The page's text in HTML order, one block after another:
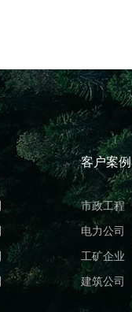
客户案例
市政工程
电力公司
工矿企业
建筑公司